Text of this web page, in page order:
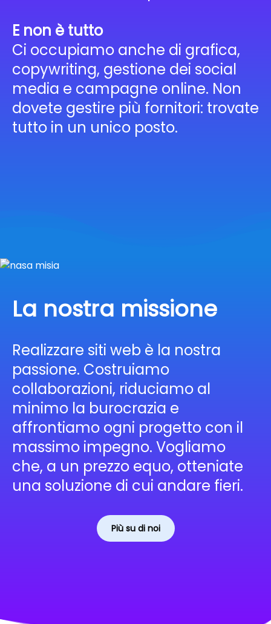
E non è tutto
Ci occupiamo anche di grafica,
copywriting, gestione dei social
media e campagne online. Non
dovete gestire più fornitori: trovate
tutto in un unico posto.
La nostra missione
Realizzare siti web è la nostra
passione. Costruiamo
collaborazioni, riduciamo al
minimo la burocrazia e
affrontiamo ogni progetto con il
massimo impegno. Vogliamo
che, a un prezzo equo, otteniate
una soluzione di cui andare fieri.
Più su di noi